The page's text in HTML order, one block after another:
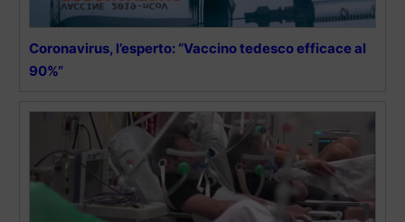
Coronavirus, l’esperto: “Vaccino tedesco efficace al
90%”